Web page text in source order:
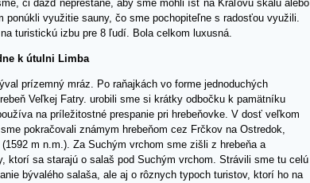
či dážď neprestane, aby sme mohli ísť na Kráľovu skalu alebo
využitie sauny, čo sme pochopiteľne s radosťou využili.
turistickú izbu pre 8 ľudí. Bola celkom luxusná.
k útulni Limba
prízemný mráz. Po raňajkách vo forme jednoduchých
Veľkej Fatry. urobili sme si krátky odbočku k pamätníku
na príležitostné prespanie pri hrebeňovke. V dosť veľkom
pokračovali známym hrebeňom cez Frčkov na Ostredok,
m n.m.). Za Suchým vrchom sme zišli z hrebeňa a
ktorí sa starajú o salaš pod Suchým vrchom. Strávili sme tu celú
bývalého salaša, ale aj o rôznych typoch turistov, ktorí ho na